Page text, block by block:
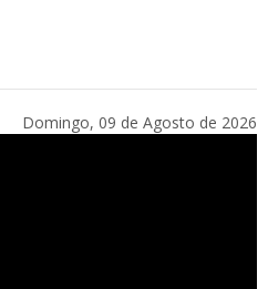
Domingo, 09 de Agosto de 2026